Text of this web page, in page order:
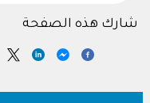
شارك هذه الصفحة